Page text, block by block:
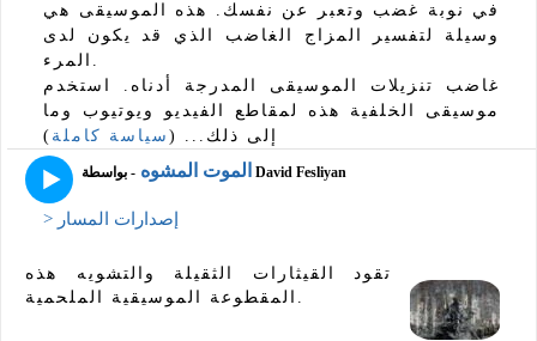
في نوبة غضب وتعبر عن نفسك. هذه الموسيقى هي
وسيلة لتفسير المزاج الغاضب الذي قد يكون لدى
المرء.
غاضب تنزيلات الموسيقى المدرجة أدناه. استخدم
موسيقى الخلفية هذه لمقاطع الفيديو ويوتيوب وما
إلى ذلك... ( سياسة كاملة )
الموت المشوه - بواسطة David Fesliyan
> إصدارات المسار
تقود القيثارات الثقيلة والتشويه هذه
المقطوعة الموسيقية الملحمية.